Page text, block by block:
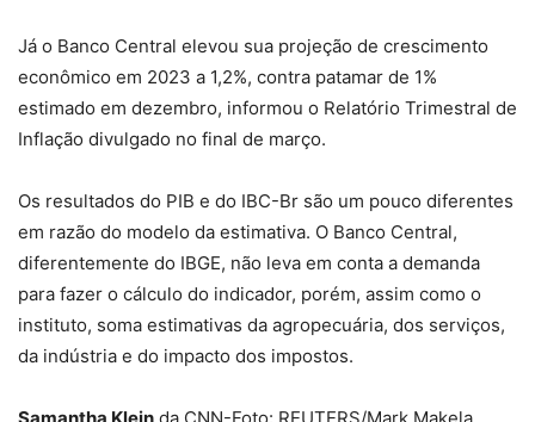
Já o Banco Central elevou sua projeção de crescimento
econômico em 2023 a 1,2%, contra patamar de 1%
estimado em dezembro, informou o Relatório Trimestral de
Inflação divulgado no final de março.
Os resultados do PIB e do IBC-Br são um pouco diferentes
em razão do modelo da estimativa. O Banco Central,
diferentemente do IBGE, não leva em conta a demanda
para fazer o cálculo do indicador, porém, assim como o
instituto, soma estimativas da agropecuária, dos serviços,
da indústria e do impacto dos impostos.